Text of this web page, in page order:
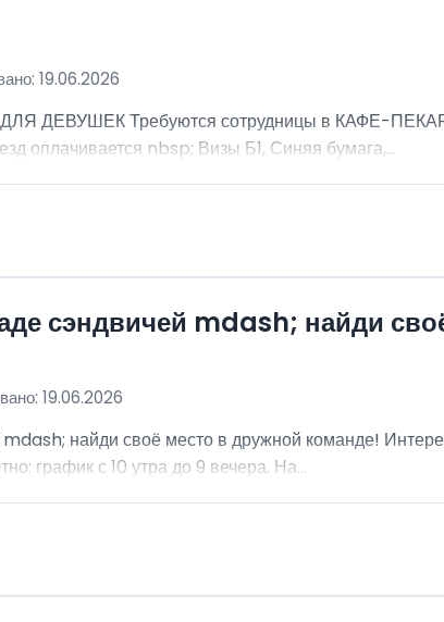
19.06.2026
Требуются сотрудницы в КАФЕ-
оплачивается nbsp; Визы Б1, Синяя бумага,...
сэндвичей mdash; найди
19.06.2026
найди своё место в дружной команде!
график с 10 утра до 9 вечера. На...